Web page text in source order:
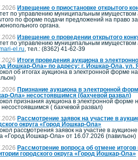
Извещение о приостановке открытого
по управлению муниципальным имуществом
по форме подачи предложений на право
органа.
Извещение о проведении открытого
по управлению муниципальным имуществом
el.ru , тел.: (8362) 41-62-39
Итоги проведения аукциона в
Йошкар-Ола» по адресу: г. Йошкар-Ола, ул.
об итогах аукциона в электронной форме
Признание аукциона в электронной
Ола» несостоявшимся (бахчевой развал)
признания аукциона в электронной форме
( бахчевой развал)
Рассмотрение заявок на участие в
округа «Город Йошкар-Ола»
рассмотрения заявок на участие в
«Город Йошкар-Ола» от 16.07.2026 (павильон)
Рассмотрение вопроса об отмене
городского округа «Город Йошкар-Ола»